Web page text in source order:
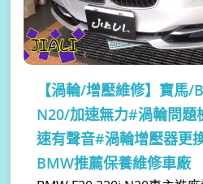
【渦輪/增壓維修】 寶馬/
N20/加速無力#渦輪問
速有聲音#渦輪增壓器更
BMW推薦保養維修車廠